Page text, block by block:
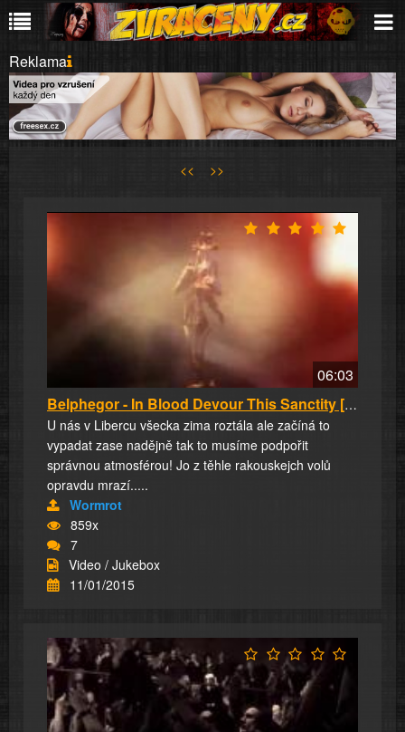
Reklama
<< >>
06:03
Belphegor - In Blood Devour This Sanctity [Li...
U nás v Libercu všecka zima roztála ale začíná to
vypadat zase nadějně tak to musíme podpořit
správnou atmosférou! Jo z těhle rakouskejch volů
opravdu mrazí.....
Wormrot
859x
7
Video / Jukebox
11/01/2015